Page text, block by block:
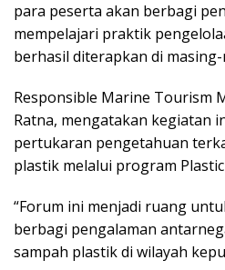
para peserta akan berbagi
mempelajari praktik
berhasil diterapkan di
Responsible Marine Tourism
Ratna, mengatakan kegiatan
pertukaran pengetahuan
plastik melalui program
“Forum ini menjadi ruang
berbagi pengalaman
sampah plastik di wilayah